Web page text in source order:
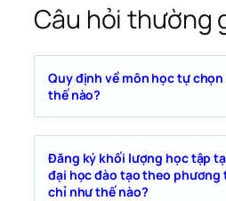
Câu hỏi thường
Quy định về môn học tự
thế nào?
Đăng ký khối lượng học tập
đại học đào tạo theo
chỉ như thế nào?